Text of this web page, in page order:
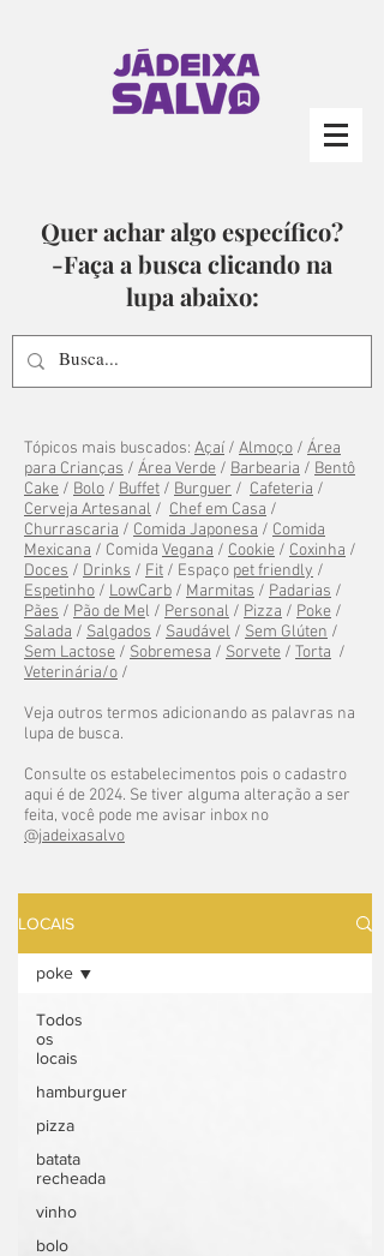
Quer achar algo específico?
-Faça a busca clicando na
lupa abaixo:
Tópicos mais buscados: Açaí / Almoço / Área
para Crianças / Área Verde / Barbearia / Bentô
Cake / Bolo / Buffet / Burguer / Cafeteria /
Cerveja Artesanal / Chef em Casa /
Churrascaria / Comida Japonesa / Comida
Mexicana / Comida Vegana / Cookie / Coxinha /
Doces / Drinks / Fit / Espaço pet friendly /
Espetinho / LowCarb / Marmitas / Padarias /
Pães / Pão de Mel / Personal / Pizza / Poke /
Salada / Salgados / Saudável / Sem Glúten /
Sem Lactose / Sobremesa / Sorvete / Torta /
Veterinária/o /
Veja outros termos adicionando as palavras na
lupa de busca.
Consulte os estabelecimentos pois o cadastro
aqui é de 2024. Se tiver alguma alteração a ser
feita, você pode me avisar inbox no
@jadeixasalvo
LOCAIS
Todos
os
locais
hamburguer
pizza
batata
recheada
vinho
bolo
poke